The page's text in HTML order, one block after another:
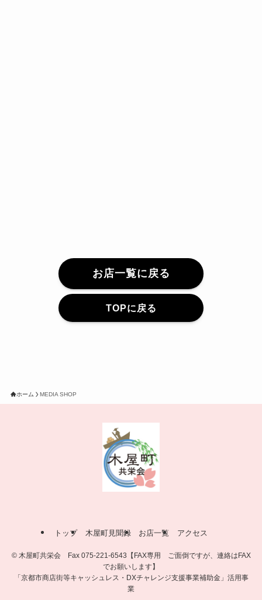
お店一覧に戻る
TOPに戻る
ホーム MEDIA SHOP
トップ 木屋町見聞録 お店一覧 アクセス
©木屋町共栄会 Fax 075-221-6543【FAX専用 ご面倒ですが、連絡はFAX
でお願いします】
「京都市商店街等キャッシュレス・DXチャレンジ支援事業補助金」活用事
業